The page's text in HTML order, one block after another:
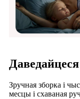
Зручная зборка і
месцы і схаваная